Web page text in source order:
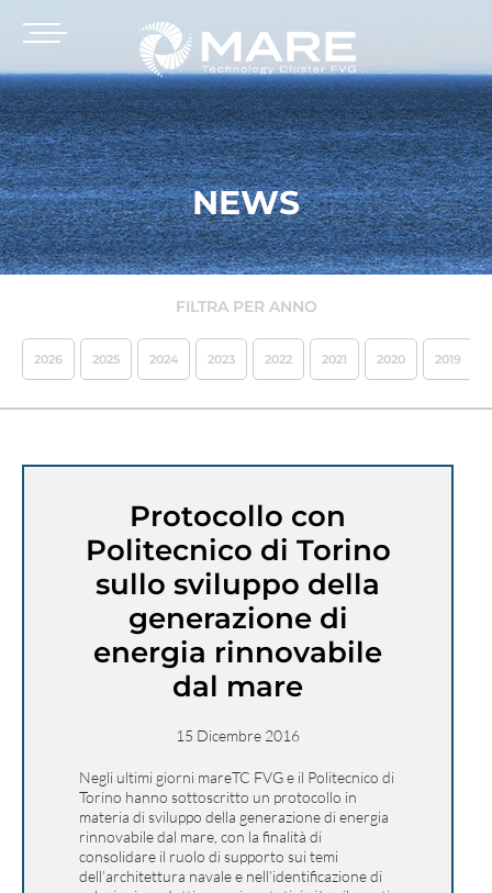
NEWS
FILTRA PER ANNO
2026 2025 2024 2023 2022 2021 2020 2019
Protocollo con
Politecnico di Torino
sullo sviluppo della
generazione di
energia rinnovabile
dal mare
15 Dicembre 2016
Negli ultimi giorni mareTC FVG e il Politecnico di
Torino hanno sottoscritto un protocollo in
materia di sviluppo della generazione di energia
rinnovabile dal mare, con la finalità di
consolidare il ruolo di supporto sui temi
dell’architettura navale e nell’identificazione di